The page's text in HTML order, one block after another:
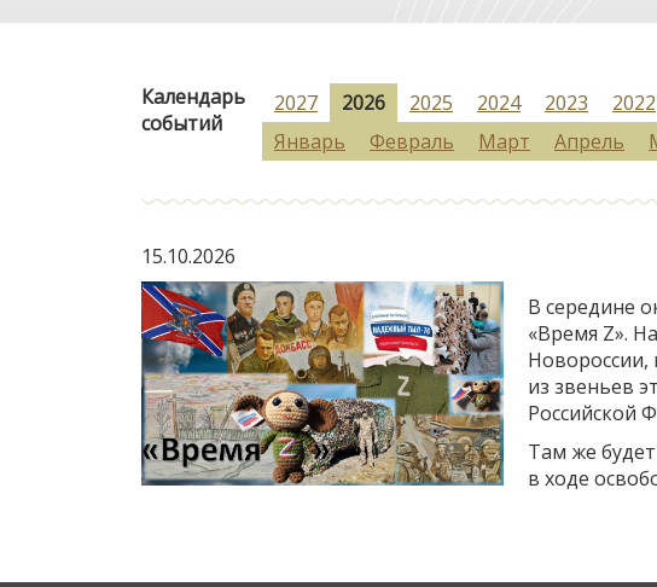
Календарь
событий
2027 2026 2025 2024 2023 2022
Январь
Февраль Март Апрель
15.10.2026
В середине
«Время Z».
Новороссии,
из звеньев
Российской
Там же
в ходе